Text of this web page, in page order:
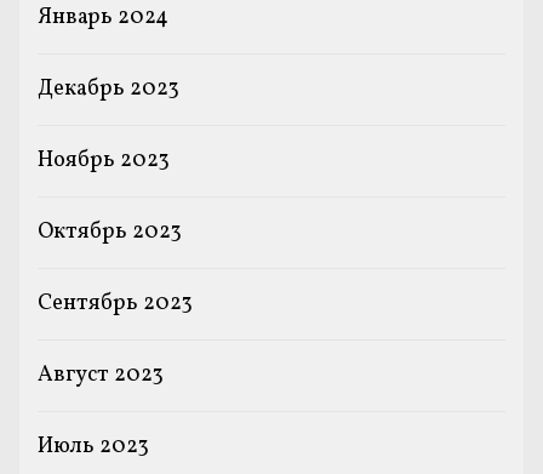
Январь 2024
Декабрь 2023
Ноябрь 2023
Октябрь 2023
Сентябрь 2023
Август 2023
Июль 2023